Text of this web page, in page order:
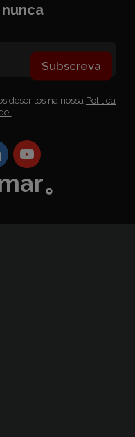
Subscreva
descritos na nossa Política
。